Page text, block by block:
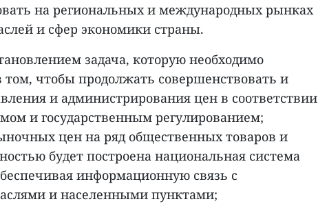
на региональных и международных рынках
и сфер экономики страны.
задача, которую необходимо
том, чтобы продолжать совершенствовать и
и администрирования цен в соответствии
и государственным регулированием;
цен на ряд общественных товаров и
будет построена национальная система
информационную связь с
и населенными пунктами;